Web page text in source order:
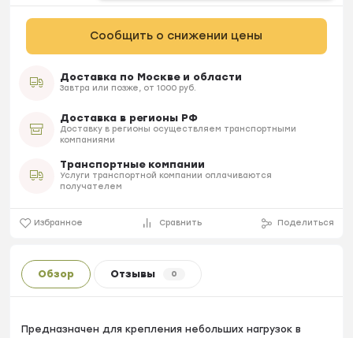
Сообщить о снижении цены
Доставка по Москве и области
Завтра или позже, от 1000 руб.
Доставка в регионы РФ
Доставку в регионы осуществляем транспортными
компаниями
Транспортные компании
Услуги транспортной компании оплачиваются
получателем
Избранное Сравнить Поделиться
Обзор Отзывы 0
Предназначен для крепления небольших нагрузок в